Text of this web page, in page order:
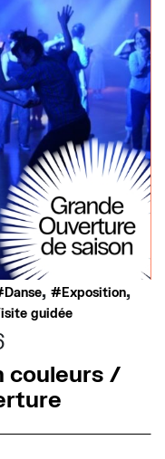
Danse, Exposition,
guidée
couleurs /